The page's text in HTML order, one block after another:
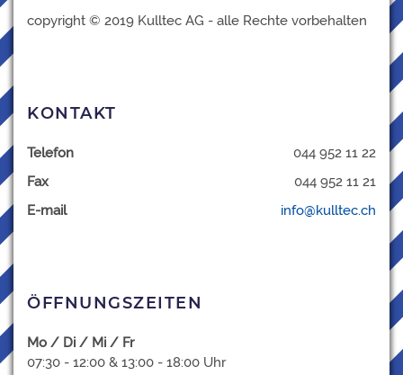
copyright © 2019 Kulltec AG - alle Rechte vorbehalten
KONTAKT
Telefon
044 952 11 22
Fax
044 952 11 21
E-mail
info@kulltec.ch
ÖFFNUNGSZEITEN
Mo / Di / Mi / Fr
07:30 - 12:00 & 13:00 - 18:00 Uhr